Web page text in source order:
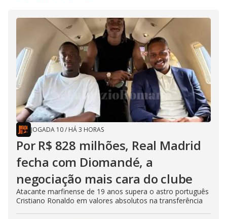
JOGADA 10/ HÁ 3 HORAS
Por R$ 828 milhões, Real Madrid
fecha com Diomandé, a
negociação mais cara do clube
Atacante marfinense de 19 anos supera o astro português
Cristiano Ronaldo em valores absolutos na transferência